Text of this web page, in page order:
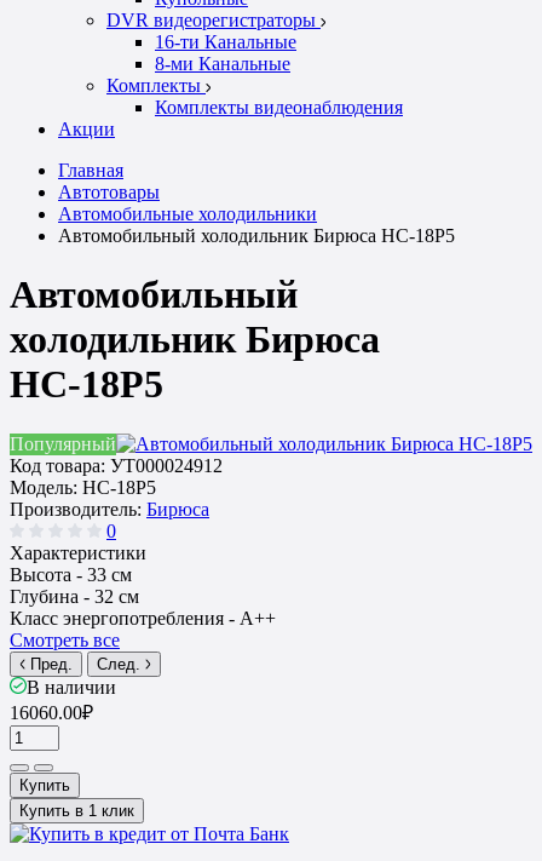
DVR видеорегистраторы
16-ти Канальные
8-ми Канальные
Комплекты
Комплекты видеонаблюдения
Акции
Главная
Автотовары
Автомобильные холодильники
Автомобильный холодильник Бирюса НС-18P5
Автомобильный
холодильник Бирюса
НС-18P5
Популярный
Код товара: УТ000024912
Модель: НС-18P5
Производитель: Бирюса
0
Характеристики
Высота - 33 см
Глубина - 32 см
Класс энергопотребления - A++
Смотреть все
Пред. След.
В наличии
16060.00₽
Купить
Купить в 1 клик